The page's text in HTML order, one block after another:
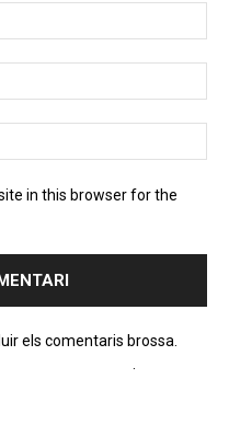
in this browser for the
els comentaris brossa.